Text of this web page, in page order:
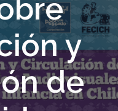
y
de